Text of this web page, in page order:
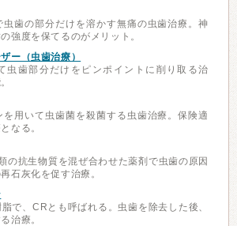
歯の部分だけを溶かす無痛の虫歯治療。神
強度を保てるのがメリット。
ー（虫歯治療）
虫歯部分だけをピンポイントに削り取る治
用いて虫歯菌を殺菌する虫歯治療。保険適
なる。
の抗生物質を混ぜ合わせた薬剤で虫歯の原因
石灰化を促す治療。
で、CRとも呼ばれる。虫歯を除去した後、
治療。